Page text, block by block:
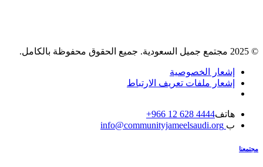
© 2025 مجتمع جميل السعودية. جميع الحقوق محفوظة بالكامل.
إشعار الخصوصية
إشعار ملفات تعريف الارتباط
هاتف4444 628 12 966+
ب
مجتمعنا